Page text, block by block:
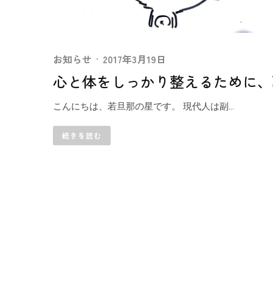
お知らせ · 2017年3月19日
心と体をしっかり整えるために
こんにちは、若旦那の星です。 現代人は副...
続きを読む